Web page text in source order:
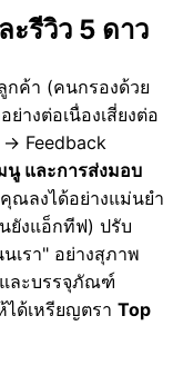
ะรีวิว 5 ดาว
กค้า (คนกรองด้วย
างต่อเนื่องเสี่ยงต่อ
Feedback
นู และการส่งมอบ
ณลงได้อย่างแม่นยำ
ยังแอ็กทีฟ) ปรับ
เรา" อย่างสุภาพ
ละบรรจุภัณฑ์
ด้เหรียญตรา Top